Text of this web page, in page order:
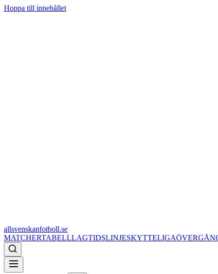
Hoppa till innehållet
allsvenskanfotboll.se
MATCHERTABELLLAGTIDSLINJESKYTTELIGA